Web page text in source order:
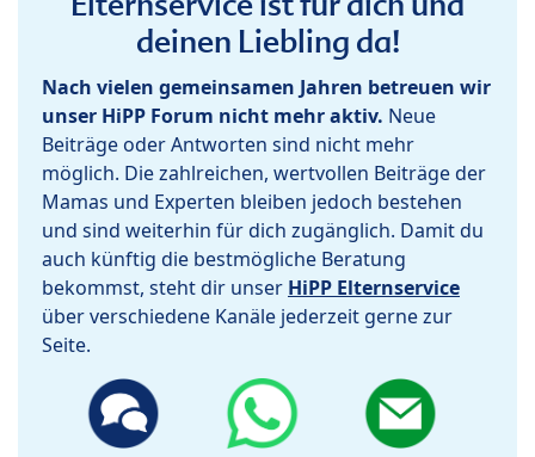
deinen Liebling da!
Nach vielen gemeinsamen Jahren betreuen wir
unser HiPP Forum nicht mehr aktiv. Neue
Beiträge oder Antworten sind nicht mehr
möglich. Die zahlreichen, wertvollen Beiträge der
Mamas und Experten bleiben jedoch bestehen
und sind weiterhin für dich zugänglich. Damit du
auch künftig die bestmögliche Beratung
bekommst, steht dir unser HiPP Elternservice
über verschiedene Kanäle jederzeit gerne zur
Seite.